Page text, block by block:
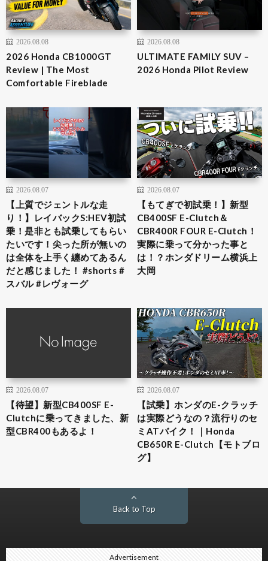
2026.08.08
2026 Honda CB1000GT
Review | The Most
Comfortable Fireblade
2026.08.08
ULTIMATE FAMILY SUV –
2026 Honda Pilot Review
2026.08.07
【上質でジェントルな走
り！】レイバックS:HEV初試
乗！是非とも試乗してもらい
たいです！尖った所が無いの
は全体を上手く纏めてあるん
だと感じました！ #shorts #
スバル #レヴォーグ
2026.08.07
【もてぎで初試乗！】新型
CB400SF E-Clutch＆
CBR400R FOUR E-Clutch！
実際に乗って分かった事と
は！？ホンダドリーム横浜上
大岡
2026.08.07
【待望】新型CB400SF E-
Clutchに乗ってきました、新
型CBR400もあるよ！
2026.08.07
【試乗】ホンダのE-クラッチ
は実際どうなの？流行りのセ
ミATバイク！｜Honda
CB650R E-Clutch【モトブロ
グ】
Back to Top
Advertisement